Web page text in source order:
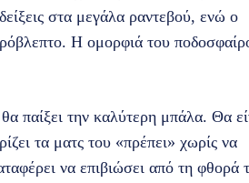
στα μεγάλα ραντεβού, ενώ ο
Η ομορφιά του
παίξει την καλύτερη μπάλα. Θα
τα ματς του «πρέπει» χωρίς να
να επιβιώσει από τη φθορά